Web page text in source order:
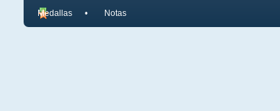
Medallas Notas